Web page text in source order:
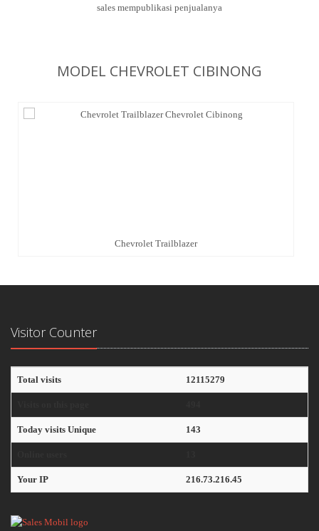
sales mempublikasi penjualanya
MODEL CHEVROLET CIBINONG
Chevrolet Trailblazer
Visitor Counter
Total visits 12115279
Today visits Unique 143
Your IP 216.73.216.45